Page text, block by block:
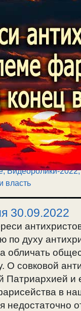
,Видеоролики-2022
власть
30.09.2022
по духу
обличать
О совковой
Патриархией
в
недостаточно